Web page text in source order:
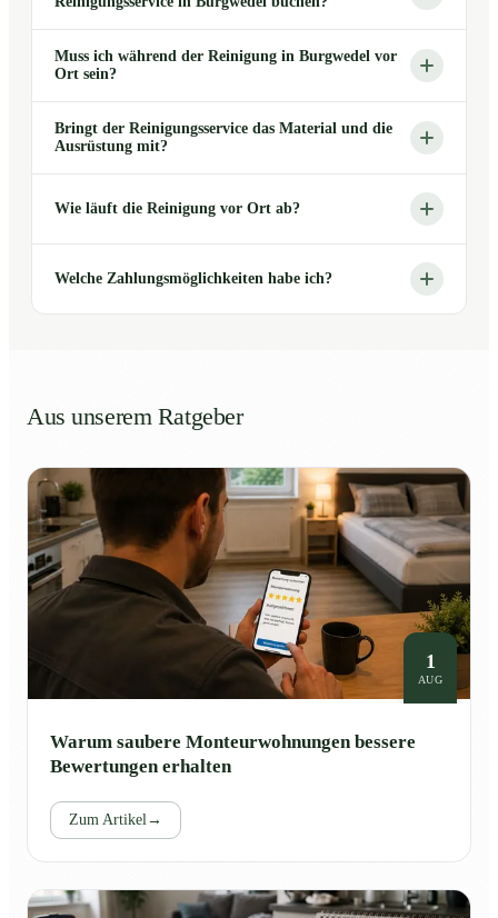
Muss ich während der Reinigung in Burgwedel vor
Ort sein?
Bringt der Reinigungsservice das Material und die
Ausrüstung mit?
Wie läuft die Reinigung vor Ort ab?
Welche Zahlungsmöglichkeiten habe ich?
Aus unserem Ratgeber
1
AUG
Warum saubere Monteurwohnungen bessere
Bewertungen erhalten
Zum Artikel→